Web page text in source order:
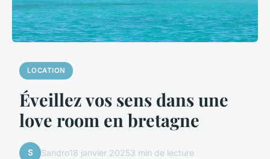
LOCATION
Éveillez vos sens dans une
love room en bretagne
S Sandro18 janvier 20253 min de lecture